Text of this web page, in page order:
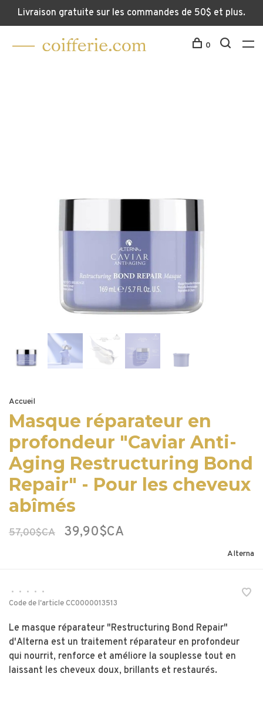
Livraison gratuite sur les commandes de 50$ et plus.
0
Accueil
Masque réparateur en
profondeur "Caviar Anti-
Aging Restructuring Bond
Repair" - Pour les cheveux
abîmés
57,00$CA 39,90$CA
Alterna
• • • •
•
Code de l'articleCC0000013513
Le masque réparateur "Restructuring Bond Repair"
d'Alterna est un traitement réparateur en profondeur
qui nourrit, renforce et améliore la souplesse tout en
laissant les cheveux doux, brillants et restaurés.